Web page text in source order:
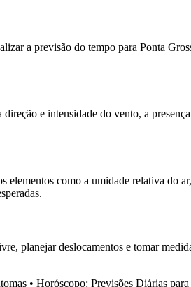
a previsão do tempo para Ponta
e intensidade do vento, a
elementos como a umidade relativa do
planejar deslocamentos e tomar
• Horóscopo: Previsões Diárias